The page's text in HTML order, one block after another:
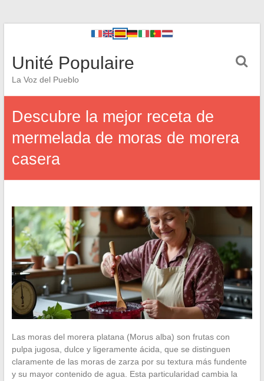
Unité Populaire
La Voz del Pueblo
Descubre la mejor receta de
mermelada de moras de morera
casera
Las moras del morera platana (Morus alba) son frutas con
pulpa jugosa, dulce y ligeramente ácida, que se distinguen
claramente de las moras de zarza por su textura más fundente
y su mayor contenido de agua. Esta particularidad cambia la